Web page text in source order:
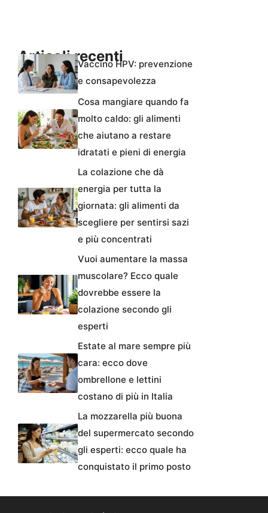
Articoli recentiVaccino HPV: prevenzione
e consapevolezza
Cosa mangiare quando fa
molto caldo: gli alimenti
che aiutano a restare
idratati e pieni di energia
La colazione che dà
energia per tutta la
giornata: gli alimenti da
scegliere per sentirsi sazi
e più concentrati
Vuoi aumentare la massa
muscolare? Ecco quale
dovrebbe essere la
colazione secondo gli
esperti
Estate al mare sempre più
cara: ecco dove
ombrellone e lettini
costano di più in Italia
La mozzarella più buona
del supermercato secondo
gli esperti: ecco quale ha
conquistato il primo posto